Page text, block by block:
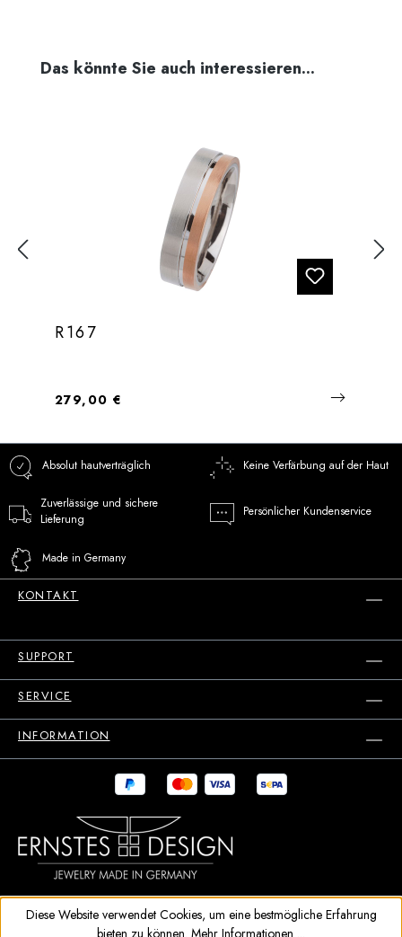
Produktgalerie überspringen
Das könnte Sie auch interessieren...
R167
Regulärer Preis:
279,00 €
Absolut hautverträglich Keine Verfärbung auf der Haut
Zuverlässige und sichere
Lieferung
Persönlicher Kundenservice
Made in Germany
KONTAKT
SUPPORT
SERVICE
INFORMATION
Diese Website verwendet Cookies, um eine bestmögliche Erfahrung
bieten zu können. Mehr Informationen ...